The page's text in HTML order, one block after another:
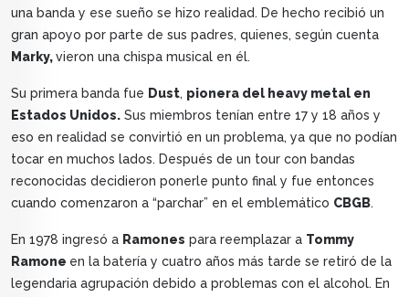
una banda y ese sueño se hizo realidad. De hecho recibió un
gran apoyo por parte de sus padres, quienes, según cuenta
Marky,vieron una chispa musical en él.
Su primera banda fue Dust, pionera del heavy metal en
Estados Unidos. Sus miembros tenían entre 17 y 18 años y
eso en realidad se convirtió en un problema, ya que no podían
tocar en muchos lados. Después de un tour con bandas
reconocidas decidieron ponerle punto final y fue entonces
cuando comenzaron a “parchar” en el emblemático CBGB.
En 1978 ingresó a Ramones para reemplazar a Tommy
Ramone en la batería y cuatro años más tarde se retiró de la
legendaria agrupación debido a problemas con el alcohol. En